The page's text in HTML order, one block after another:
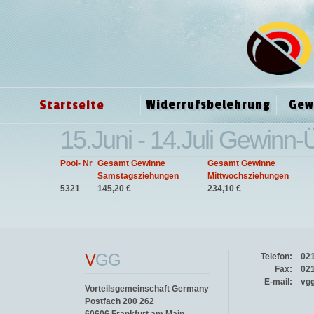
Startseite Widerrufsbelehrung
15.Juni - 14.Juli Gewinn-
Pool- Nr Gesamt Gewinne
Samstagsziehungen
Gesamt Gewinne
Mittwochsziehungen
5321
145,20 € 234,10 €
VGG
Vorteilsgemeinschaft Germany
Postfach 200 262
Telefon:
Fax:
E-mail: